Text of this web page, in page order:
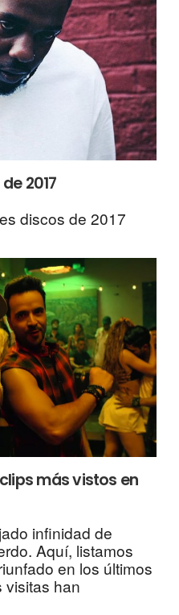
2017
discos de 2017
más vistos en
infinidad de
Aquí, listamos
en los últimos
visitas han